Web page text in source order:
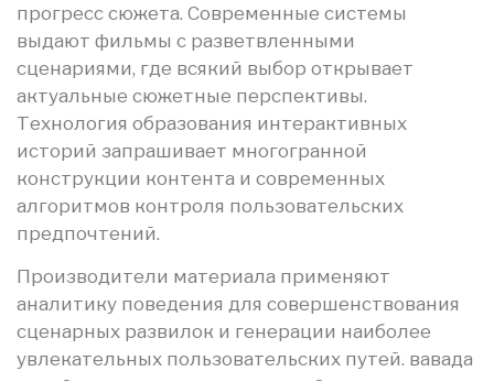
прогресс сюжета. Современные системы
выдают фильмы с разветвленными
сценариями, где всякий выбор открывает
актуальные сюжетные перспективы.
Технология образования интерактивных
историй запрашивает многогранной
конструкции контента и современных
алгоритмов контроля пользовательских
предпочтений.
Производители материала применяют
аналитику поведения для совершенствования
сценарных развилок и генерации наиболее
увлекательных пользовательских путей. вавада